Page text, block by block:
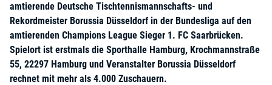
amtierende Deutsche Tischtennismannschafts- und
Rekordmeister Borussia Düsseldorf in der Bundesliga auf den
amtierenden Champions League Sieger 1. FC Saarbrücken.
Spielort ist erstmals die Sporthalle Hamburg, Krochmannstraße
55, 22297 Hamburg und Veranstalter Borussia Düsseldorf
rechnet mit mehr als 4.000 Zuschauern.